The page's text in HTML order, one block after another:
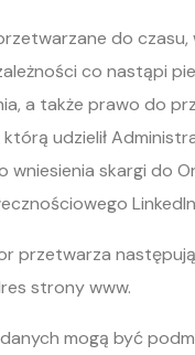
do
co nastąpi
a także prawo do
udzielił
wniesienia skargi do
przetwarza
strony www.
mogą być